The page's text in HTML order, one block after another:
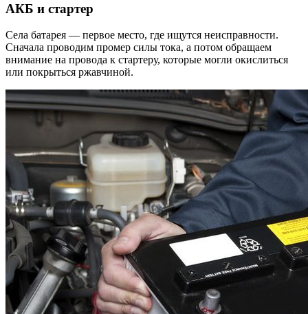
АКБ и стартер
Села батарея — первое место, где ищутся неисправности.
Сначала проводим промер силы тока, а потом обращаем
внимание на провода к стартеру, которые могли окислиться
или покрыться ржавчиной.